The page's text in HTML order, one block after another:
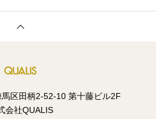
区田柄2-52-10 第十藤ビル2F
会社QUALIS